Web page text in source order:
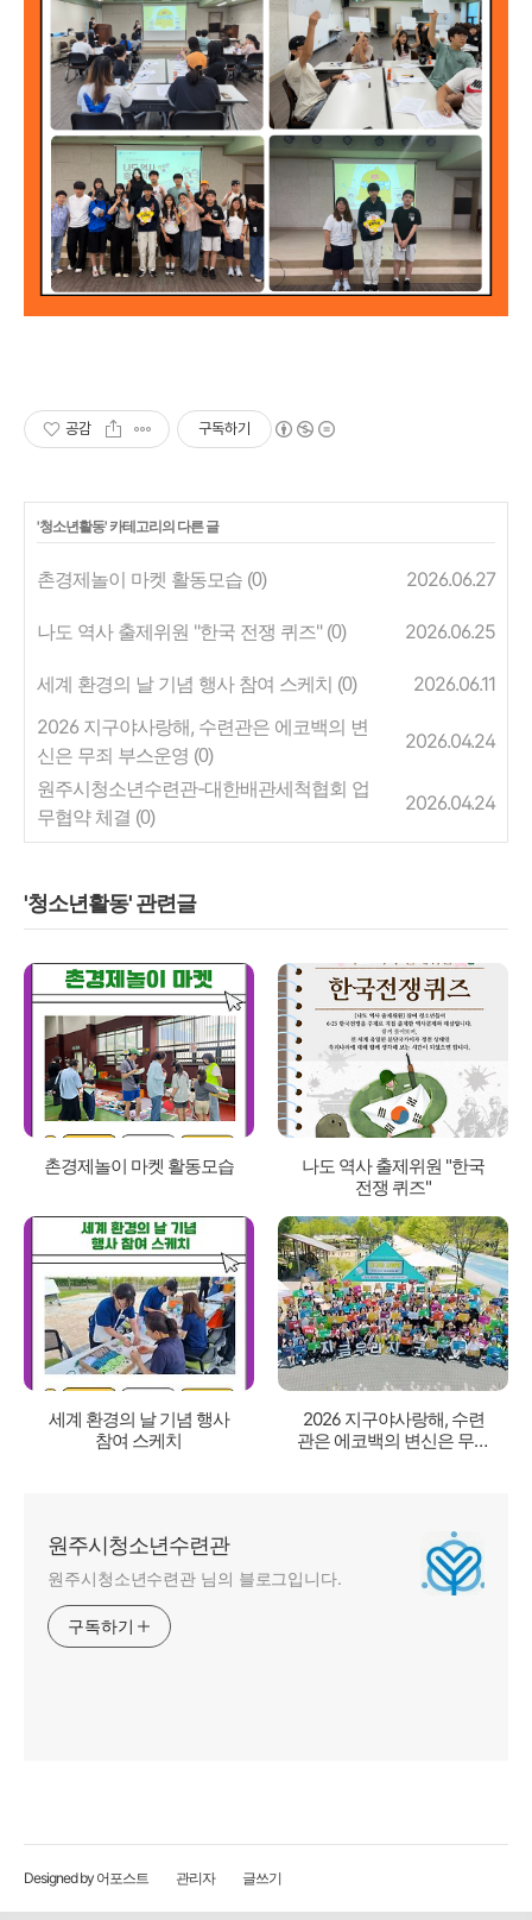
공감 구독하기
'청소년활동' 카테고리의 다른 글
촌경제놀이 마켓 활동모습 (0) 2026.06.27
나도 역사 출제위원 "한국 전쟁 퀴즈" (0) 2026.06.25
세계 환경의 날 기념 행사 참여 스케치 (0)
2026.06.11
2026 지구야사랑해, 수련관은 에코백의 변
신은 무죄 부스운영 (0)
2026.04.24
원주시청소년수련관-대한배관세척협회 업
무협약 체결 (0)
2026.04.24
'청소년활동' 관련글
촌경제놀이 마켓 활동모습
나도 역사 출제위원 "한국
전쟁 퀴즈"
세계 환경의 날 기념 행사
참여 스케치
2026 지구야사랑해, 수련
관은 에코백의 변신은 무죄
원주시청소년수련관
원주시청소년수련관 님의 블로그입니다.
구독하기
Designed by 어포스트 관리자 글쓰기